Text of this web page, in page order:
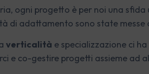
ogni progetto è per noi una sfida
di adattamento sono state messe
verticalità e specializzazione ci
e co-gestire progetti assieme ad